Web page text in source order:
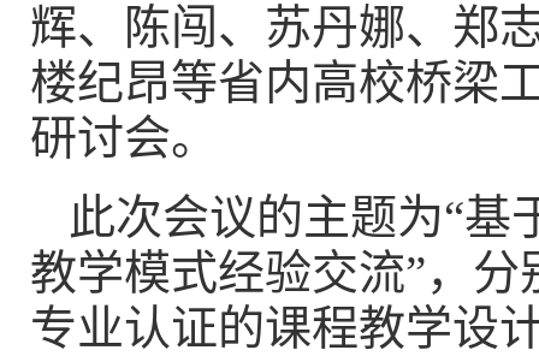
辉、陈闯、苏丹娜、郑
楼纪昂等省内高校桥梁
研讨会。
此次会议的主题为“基
教学模式经验交流”，
专业认证的课程教学设